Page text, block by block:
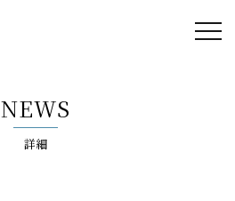
NEWS
詳細